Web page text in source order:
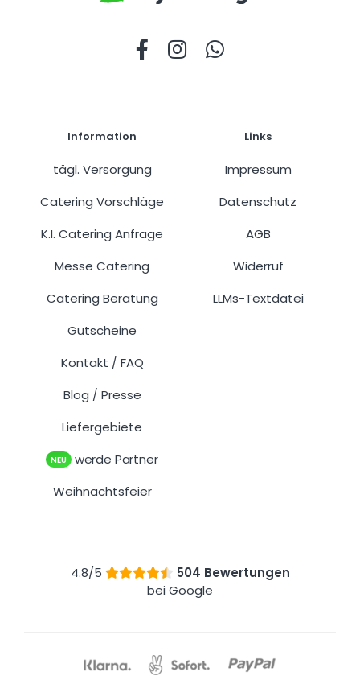
Information
tägl. Versorgung
Catering Vorschläge
K.I. Catering Anfrage
Messe Catering
Catering Beratung
Gutscheine
Kontakt / FAQ
Blog / Presse
Liefergebiete
NEU werde Partner
Weihnachtsfeier
Links
Impressum
Datenschutz
AGB
Widerruf
LLMs-Textdatei
4.8/5
504 Bewertungen
bei Google